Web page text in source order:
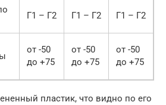
Г1 – Г2 Г1 – Г2 Г1 – Г2
от -50
до +75
от -50
до +75
от -50
до +75
пластик, что видно по его